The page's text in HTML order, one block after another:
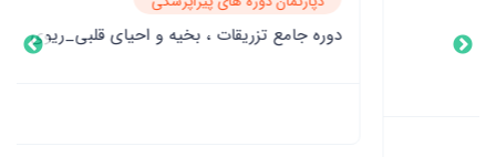
دوره جامع تزریقات ، بخیه و احیای قلبی_ریوی